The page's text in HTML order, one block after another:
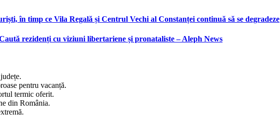
în timp ce Vila Regală și Centrul Vechi al Constanței continuă să se degradeze
rezidenți cu viziuni libertariene și pronataliste – Aleph News
pentru vacanță.
termic oferit.
din România.